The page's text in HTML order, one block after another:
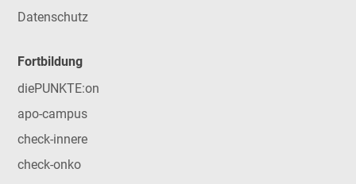
Datenschutz
Fortbildung
diePUNKTE:on
apo-campus
check-innere
check-onko